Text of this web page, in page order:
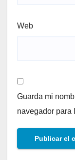
Web
Guarda mi
navegador para